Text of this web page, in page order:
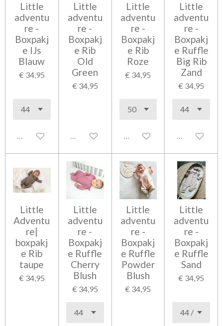
Little
adventu
re -
Boxpakj
e IJs
Blauw
€ 34,95
Uitgeschakeld
Little
adventu
re -
Boxpakj
e Rib
Old
Green
€ 34,95
Uitgeschakeld
Little
adventu
re -
Boxpakj
e Rib
Roze
€ 34,95
Uitgeschakeld
Little
adventu
re -
Boxpakj
e Ruffle
Big Rib
Zand
€ 34,95
Little
Adventu
re|
boxpakj
e Rib
taupe
€ 34,95
Little
adventu
re -
Boxpakj
e Ruffle
Cherry
Blush
€ 34,95
Little
adventu
re -
Boxpakj
e Ruffle
Powder
Blush
€ 34,95
Little
adventu
re -
Boxpakj
e Ruffle
Sand
€ 34,95